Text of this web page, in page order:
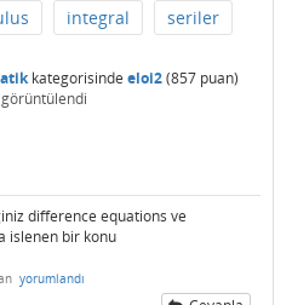
integral seriler
kategorisinde eloi2(857 puan)
difference equations ve
islenen bir konu
yorumlandı